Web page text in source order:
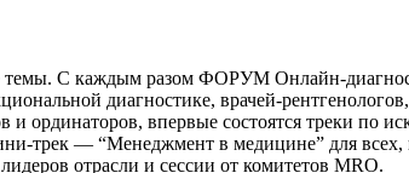
темы. С каждым разом ФОРУМ Онлайн-
диагностике, врачей-
ординаторов, впервые состоятся треки по
трек — “Менеджмент в медицине” для всех,
отрасли и сессии от комитетов MRO.